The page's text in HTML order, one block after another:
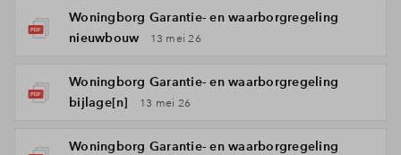
Woningborg Garantie- en waarborgregeling
nieuwbouw
13 mei 26
Woningborg Garantie- en waarborgregeling
bijlage[n]
13 mei 26
Woningborg Garantie- en waarborgregeling